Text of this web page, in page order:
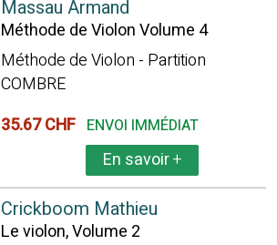
Massau Armand
Méthode de Violon Volume 4
Méthode de Violon - Partition
COMBRE
35.67 CHF ENVOI IMMÉDIAT
En savoir+
Crickboom Mathieu
Le violon, Volume 2